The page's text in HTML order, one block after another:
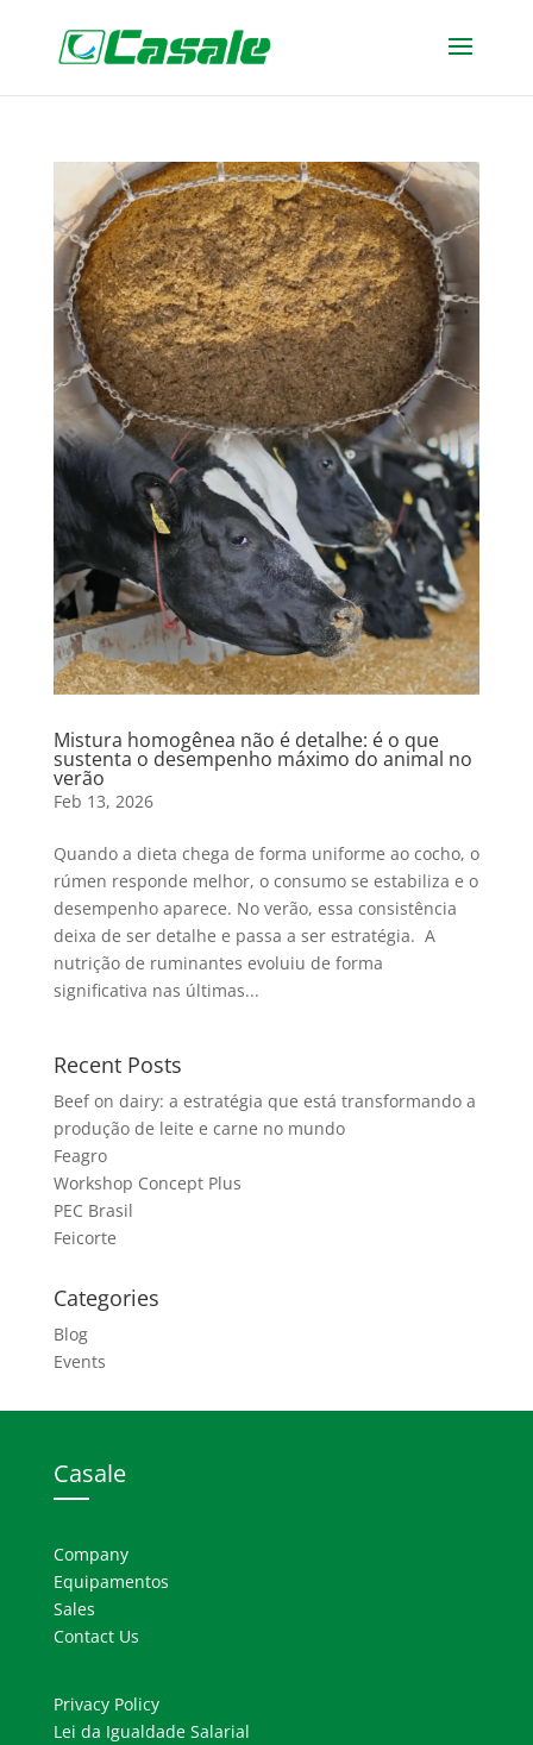
Mistura homogênea não é detalhe: é o que
sustenta o desempenho máximo do animal no
verão
Feb 13, 2026
Quando a dieta chega de forma uniforme ao cocho, o
rúmen responde melhor, o consumo se estabiliza e o
desempenho aparece. No verão, essa consistência
deixa de ser detalhe e passa a ser estratégia. A
nutrição de ruminantes evoluiu de forma
significativa nas últimas...
Recent Posts
Beef on dairy: a estratégia que está transformando a
produção de leite e carne no mundo
Feagro
Workshop Concept Plus
PEC Brasil
Feicorte
Categories
Blog
Events
Casale
Company
Equipamentos
Sales
Contact Us
Privacy Policy
Lei da Igualdade Salarial